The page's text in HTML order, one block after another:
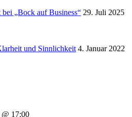
„Bock auf Business“ 29. Juli 2025
und Sinnlichkeit 4. Januar 2022
@ 17:00